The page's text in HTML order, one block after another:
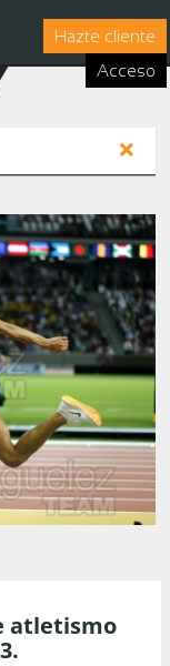
Hazte cliente
Acceso
atletismo